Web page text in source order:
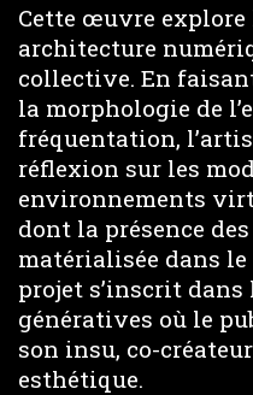
Cette œuvre
architecture
collective. En
la morphologie de
fréquentation,
réflexion sur les
environnements
dont la présence
matérialisée dans
projet s’inscrit
génératives où le
son insu, co-
esthétique.